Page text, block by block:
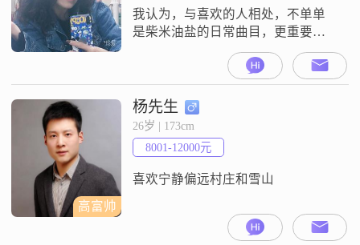
我认为，与喜欢的人相处，不单单
是柴米油盐的日常曲目，更重要还
有精神层面的思想共鸣。看似简
单，实则难求。茫茫人海，静待此
缘。真心期待，能够拥有一份真挚
的爱情。
高富帅
杨先生
26岁 | 173cm
8001-12000元
喜欢宁静偏远村庄和雪山